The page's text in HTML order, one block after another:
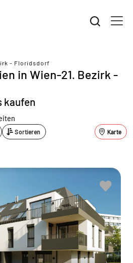
- Floridsdorf
in Wien-21. Bezirk -
kaufen
Sortieren Karte